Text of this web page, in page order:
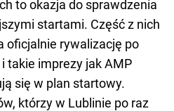
to okazja do sprawdzenia
startami. Część z nich
oficjalnie rywalizację po
takie imprezy jak AMP
się w plan startowy.
którzy w Lublinie po raz